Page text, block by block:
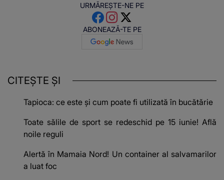
URMĂREȘTE-NE PE
ABONEAZĂ-TE PE
CITEȘTE ȘI
Tapioca: ce este și cum poate fi utilizată în bucătărie
Toate sălile de sport se redeschid pe 15 iunie! Află
noile reguli
Alertă în Mamaia Nord! Un container al salvamarilor
a luat foc